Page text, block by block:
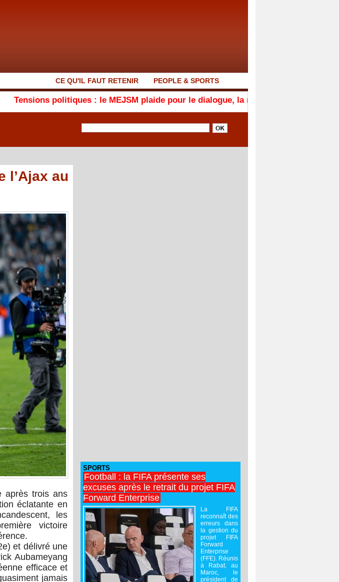
CE QU'IL FAUT RETENIR PEOPLE & SPORTS
: le MEJSM plaide pour le dialogue, la responsabilité et la cohésion
l’Ajax au
après trois ans
éclatante en
les
victoire
et délivré une
Aubameyang
efficace et
jamais
SPORTS
Football : la FIFA présente ses
excuses après le retrait du projet FIFA
Forward Enterprise
La FIFA
reconnaît des
erreurs dans
la gestion du
projet FIFA
Forward
Enterprise
(FFE). Réunis
à Rabat, au
Maroc, le
président de